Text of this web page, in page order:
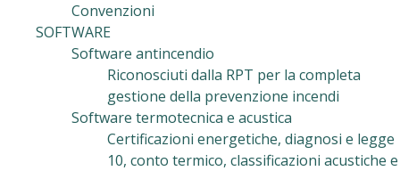
Convenzioni
SOFTWARE
Software antincendio
Riconosciuti dalla RPT per la completa
gestione della prevenzione incendi
Software termotecnica e acustica
Certificazioni energetiche, diagnosi e legge
10, conto termico, classificazioni acustiche e